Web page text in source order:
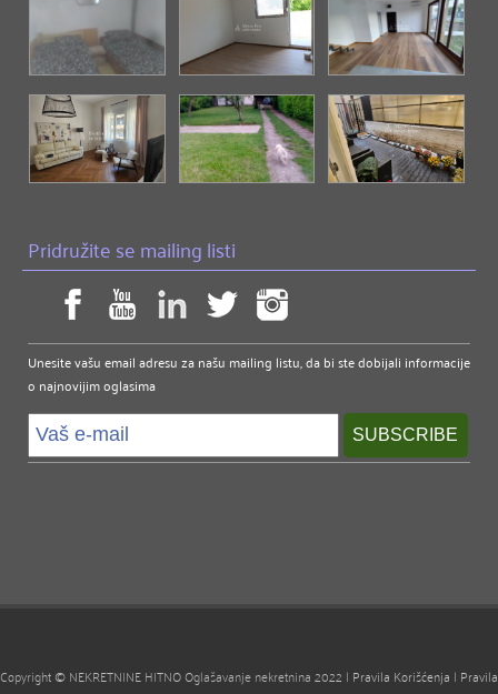
Pridružite se mailing listi
Unesite vašu email adresu za našu mailing listu, da bi ste dobijali informacije
o najnovijim oglasima
Copyright © NEKRETNINE HITNO Oglašavanje nekretnina 2022 | Pravila Korišćenja | Pravila